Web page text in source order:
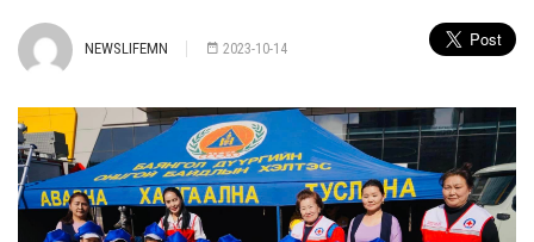
NEWSLIFEMN 2023-10-14